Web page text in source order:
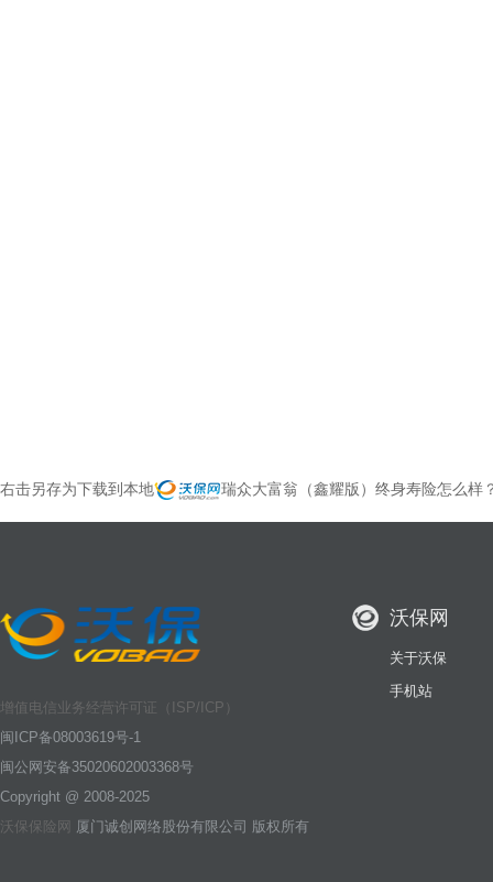
右击另存为下载到本地 瑞众大富翁（鑫耀版）终身寿险怎么样
增值电信业务经营许可证（ISP/ICP）
闽ICP备08003619号-1
闽公网安备35020602003368号
Copyright @ 2008-2025
沃保保险网 厦门诚创网络股份有限公司 版权所有
沃保网
关于沃保
手机站